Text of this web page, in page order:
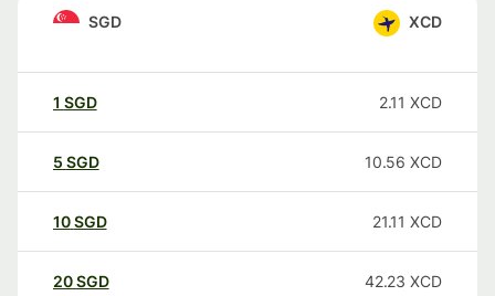
SGD XCD
1 SGD 2.11 XCD
5 SGD 10.56 XCD
10SGD 21.11 XCD
20SGD 42.23 XCD